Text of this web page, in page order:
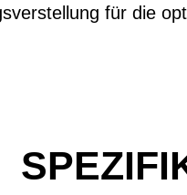
für die